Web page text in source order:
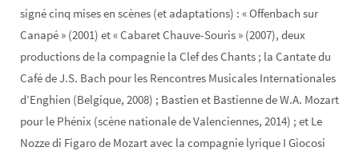
signé cinq mises en scènes (et adaptations) : « Offenbach sur
Canapé » (2001) et « Cabaret Chauve-Souris » (2007), deux
productions de la compagnie la Clef des Chants ; la Cantate du
Café de J.S. Bach pour les Rencontres Musicales Internationales
d’Enghien (Belgique, 2008) ; Bastien et Bastienne de W.A. Mozart
pour le Phénix (scène nationale de Valenciennes, 2014) ; et Le
Nozze di Figaro de Mozart avec la compagnie lyrique I Giocosi